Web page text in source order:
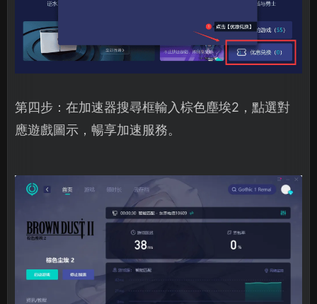
第四步：在加速器搜尋框輸入棕色塵埃2，點選對
應遊戲圖示，暢享加速服務。